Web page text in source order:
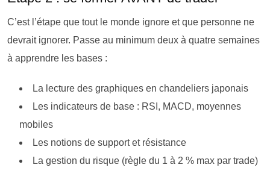
C’est l’étape que tout le monde ignore et que personne ne
devrait ignorer. Passe au minimum deux à quatre semaines
à apprendre les bases :
La lecture des graphiques en chandeliers japonais
Les indicateurs de base : RSI, MACD, moyennes
mobiles
Les notions de support et résistance
La gestion du risque (règle du 1 à 2 % max par trade)